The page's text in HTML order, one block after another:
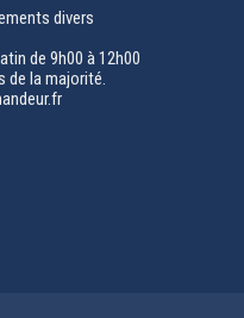
divers
de 9h00 à 12h00
de la majorité.